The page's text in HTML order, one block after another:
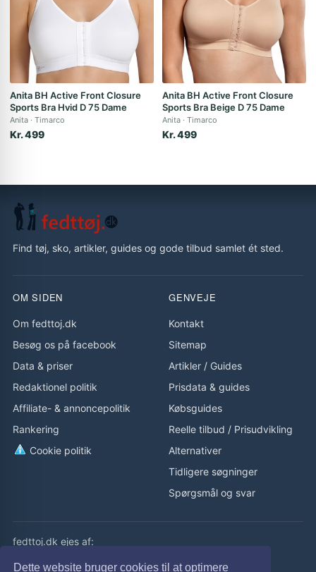
Dette website bruger cookies til at optimere
Anita BH Active Front Closure
Sports Bra Hvid D 75 Dame
Anita Timarco
Kr. 499
Anita BH Active Front Closure
Sports Bra Beige D 75 Dame
Anita Timarco
Kr. 499
Find tøj, sko, artikler, guides og gode tilbud samlet ét sted.
OM SIDEN
Om fedttoj.dk
Besøg os på facebook
Data & priser
Redaktionel politik
Affiliate- & annoncepolitik
Rankering
Cookie politik
GENVEJE
Kontakt
Sitemap
Artikler / Guides
Prisdata & guides
Købsguides
Reelle tilbud / Prisudvikling
Alternativer
Tidligere søgninger
Spørgsmål og svar
fedttoj.dk ejes af:
eLaursen ApS